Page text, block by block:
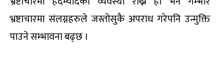
भ्रष्टाचारमा संलग्नहरुले जस्तोसुकै अपराध गरेपनि उन्मुक्ति
पाउने सम्भावना बढ्छ ।